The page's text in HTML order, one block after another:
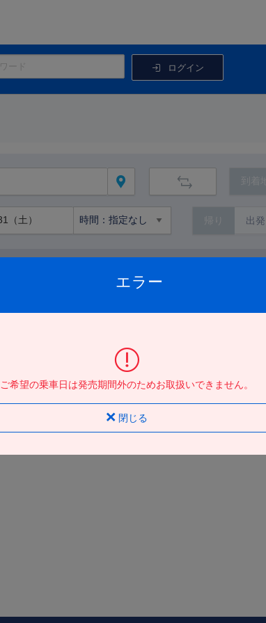
ログイン
到着地
エラー
ご希望の乗車日は発売期間外のためお取扱いできません。
閉じる